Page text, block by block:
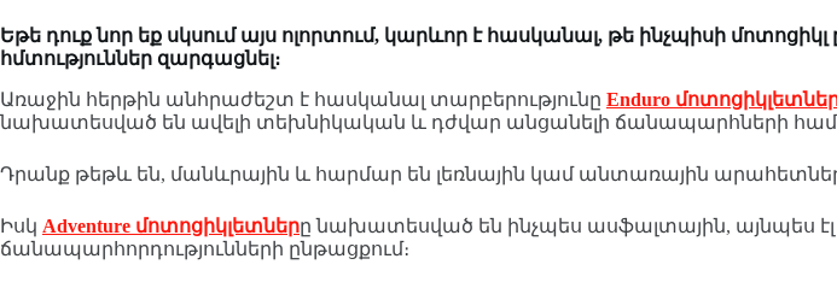
Եթե դուք նոր եք սկսում այս ոլորտում, կարևոր է հասկանալ, թե ինչպիսի
հմտություններ զարգացնել։
Առաջին հերթին անհրաժեշտ է հասկանալ տարբերությունը Enduro
նախատեսված են ավելի տեխնիկական և դժվար անցանելի ճանապարհների
Դրանք թեթև են, մանևրային և հարմար են լեռնային կամ անտառային
Իսկ Adventure մոտոցիկլետները նախատեսված են ինչպես ասֆալտային, այնպես
ճանապարհորդությունների ընթացքում։